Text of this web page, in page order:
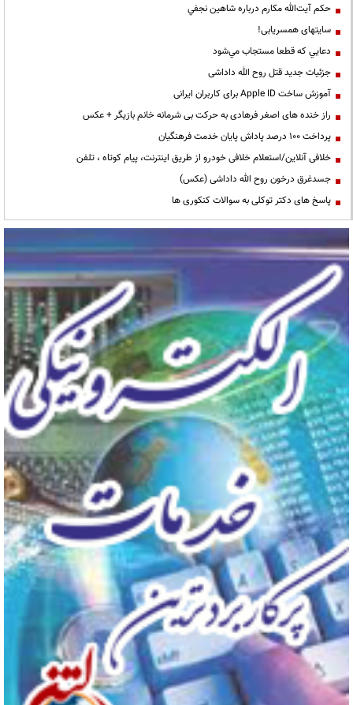
حكم آيت‌الله مكارم درباره شاهين نجفي
سایتهای همسریابی!
دعايي كه قطعا مستجاب مي‌شود
جزئیات جدید قتل روح الله داداشی
آموزش ساخت Apple ID برای کاربران ایرانی
راز خنده های اصغر فرهادی به حرکت بی شرمانه خانم بازیگر + عکس
پرداخت ۱۰۰ درصد پاداش پایان خدمت فرهنگیان
خلافی آنلاین/استعلام خلافی خودرو از طریق اینترنت، پیام کوتاه ، تلفن
جسدغرق درخون روح الله داداشی (عکس)
پاسخ های دکتر توکلی به سوالات کنکوری ها